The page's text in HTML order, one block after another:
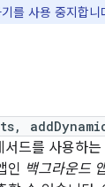
를 사용 중지합니
서드를 사용하
인 백그라운드